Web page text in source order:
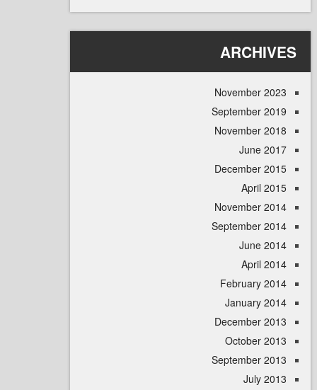
November
September
November
June
December
April
November
September
June
April
February
January
December
October
September
July